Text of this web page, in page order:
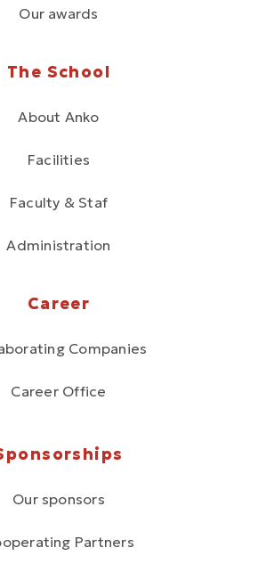
Our awards
The School
About Anko
Facilities
Faculty & Staf
Administration
Career
Companies
Career Office
Our sponsors
Partners